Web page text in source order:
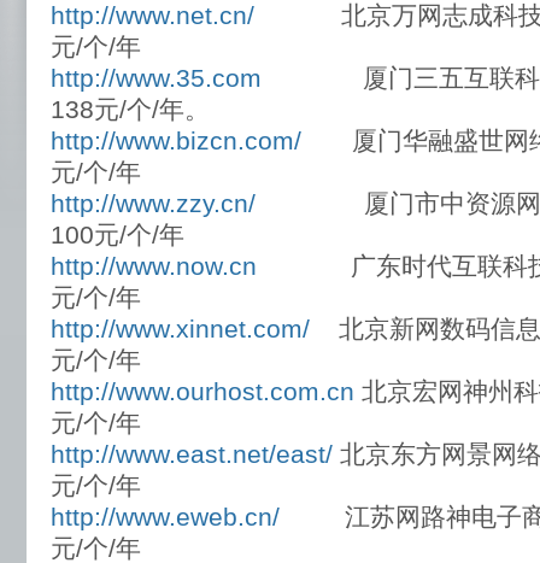
http://www.net.cn/ 北京万网志成科
元/个/年
http://www.35.com 厦门三五互联科
138元/个/年。
http://www.bizcn.com/ 厦门华融盛世
元/个/年
http://www.zzy.cn/ 厦门市中资源网
100元/个/年
http://www.now.cn 广东时代互联科
元/个/年
http://www.xinnet.com/ 北京新网数码信
元/个/年
http://www.ourhost.com.cn 北京宏网神州
元/个/年
http://www.east.net/east/ 北京东方网景网
元/个/年
http://www.eweb.cn/ 江苏网路神电子商
元/个/年